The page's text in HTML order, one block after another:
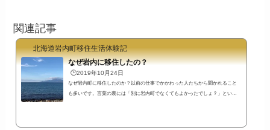
関連記事
北海道岩内町移住生活体験記
なぜ岩内に移住したの？
🕒️2019年10月24日
なぜ岩内町に移住したのか？以前の仕事でかかわった人たちから聞かれること
も多いです。言葉の裏には「別に岩内町でなくてもよかったでしょ？」という